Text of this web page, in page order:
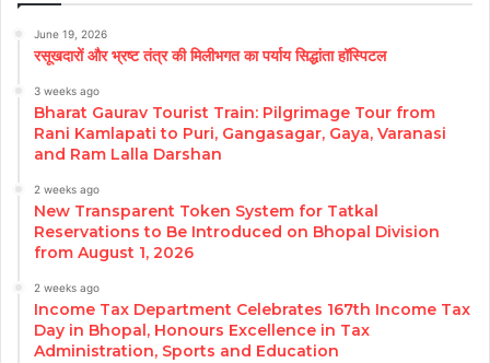
June 19, 2026
रसूखदारों और भ्रष्ट तंत्र की मिलीभगत का पर्याय सिद्धांता हॉस्पिटल
3 weeks ago
Bharat Gaurav Tourist Train: Pilgrimage Tour from
Rani Kamlapati to Puri, Gangasagar, Gaya, Varanasi
and Ram Lalla Darshan
2 weeks ago
New Transparent Token System for Tatkal
Reservations to Be Introduced on Bhopal Division
from August 1, 2026
2 weeks ago
Income Tax Department Celebrates 167th Income Tax
Day in Bhopal, Honours Excellence in Tax
Administration, Sports and Education